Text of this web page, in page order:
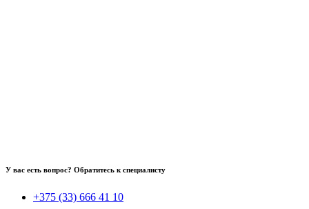
У вас есть вопрос? Обратитесь к специалисту
+375 (33) 666 41 10